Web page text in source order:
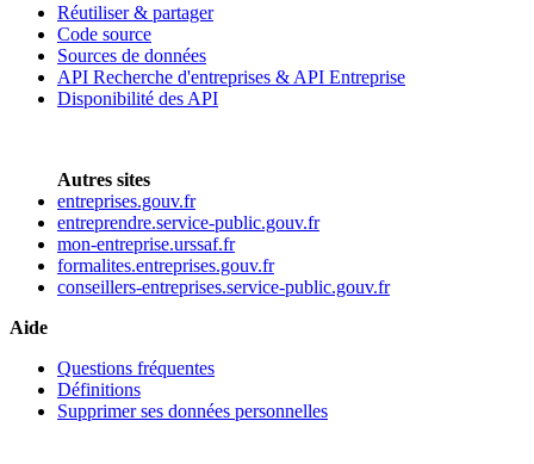
Réutiliser & partager
Code source
Sources de données
API Recherche d'entreprises & API Entreprise
Disponibilité des API
Autres sites
entreprises.gouv.fr
entreprendre.service-public.gouv.fr
mon-entreprise.urssaf.fr
formalites.entreprises.gouv.fr
conseillers-entreprises.service-public.gouv.fr
Aide
Questions fréquentes
Définitions
Supprimer ses données personnelles